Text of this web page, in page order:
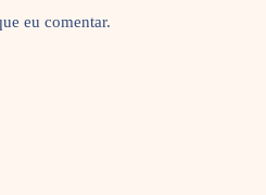
eu comentar.